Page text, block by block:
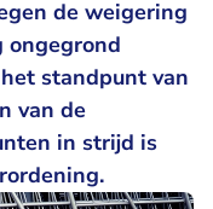
de weigering
ongegrond
standpunt van
van de
in strijd is